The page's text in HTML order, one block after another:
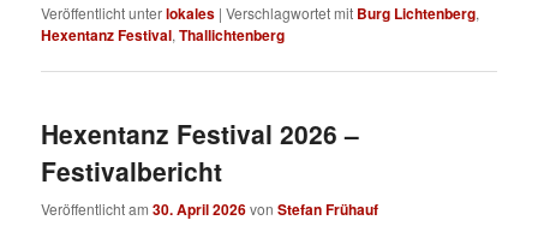
Veröffentlicht unterlokales |Verschlagwortet mit Burg Lichtenberg,
Hexentanz Festival,Thallichtenberg
Hexentanz Festival 2026 –
Festivalbericht
Veröffentlicht am30. April 2026vonStefan Frühauf